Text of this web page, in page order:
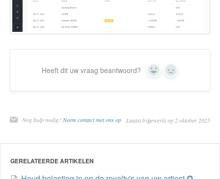
Heeft dit uw vraag beantwoord? Ja Nee
Nog hulp nodig?Neem contact met ons op Laatst bijgewerkt op 2 oktober 2025
GERELATEERDE ARTIKELEN